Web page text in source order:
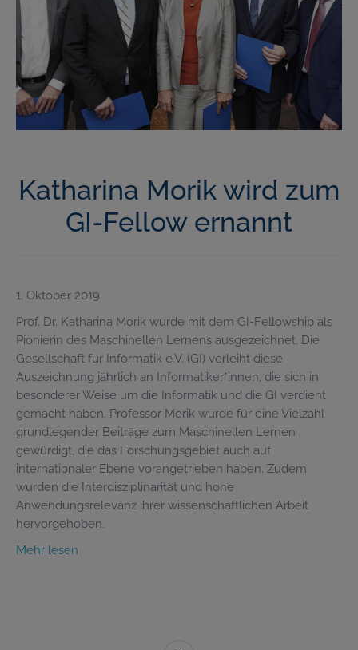
Katharina Morik wird zum
GI-Fellow ernannt
1. Oktober 2019
Prof. Dr. Katharina Morik wurde mit dem GI-Fellowship als
Pionierin des Maschinellen Lernens ausgezeichnet. Die
Gesellschaft für Informatik e.V. (GI) verleiht diese
Auszeichnung jährlich an Informatiker*innen, die sich in
besonderer Weise um die Informatik und die GI verdient
gemacht haben. Professor Morik wurde für eine Vielzahl
grundlegender Beiträge zum Maschinellen Lernen
gewürdigt, die das Forschungsgebiet auch auf
internationaler Ebene vorangetrieben haben. Zudem
wurden die Interdisziplinarität und hohe
Anwendungsrelevanz ihrer wissenschaftlichen Arbeit
hervorgehoben.
Mehr lesen